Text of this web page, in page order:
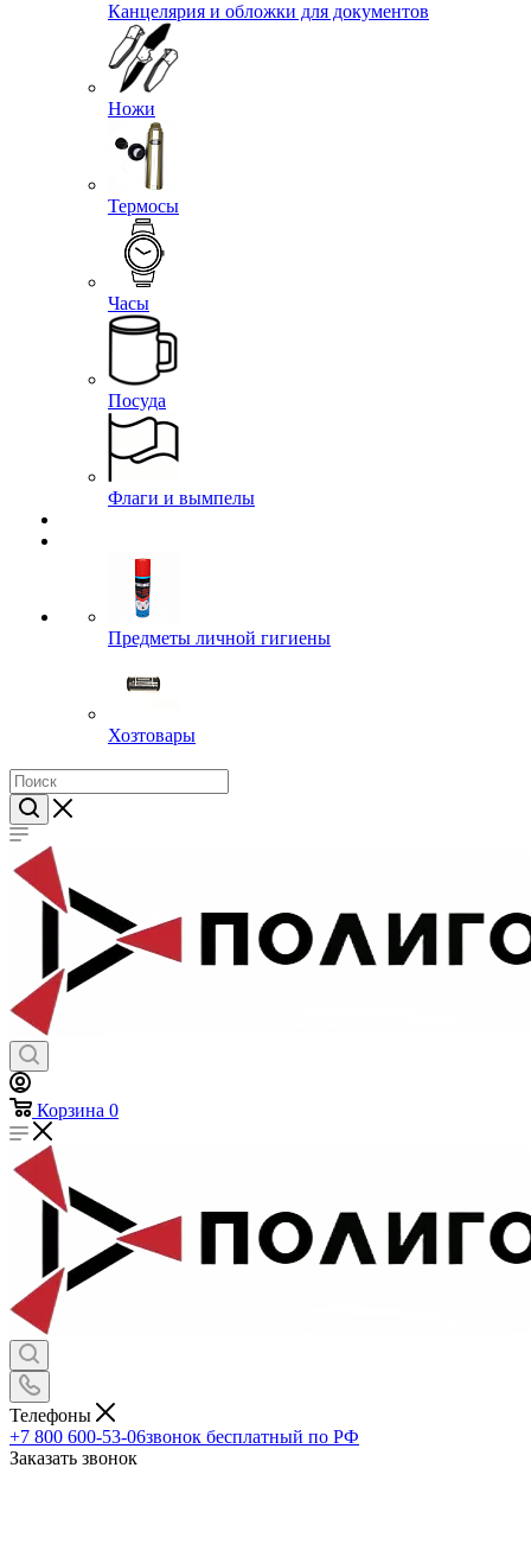
Канцелярия и обложки для документов
Ножи
Термосы
Часы
Посуда
Флаги и вымпелы
Предметы личной гигиены
Хозтовары
Корзина 0
Телефоны
+7 800 600-53-06звонок бесплатный по РФ
Заказать звонок